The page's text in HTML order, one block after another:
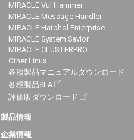
MIRACLE Vul Hammer
MIRACLE Message Handler
MIRACLE Hatohol Enterprise
MIRACLE System Savior
MIRACLE CLUSTERPRO
Other Linux
各種製品マニュアルダウンロード
各種製品SLA
評価版ダウンロード
製品情報
企業情報